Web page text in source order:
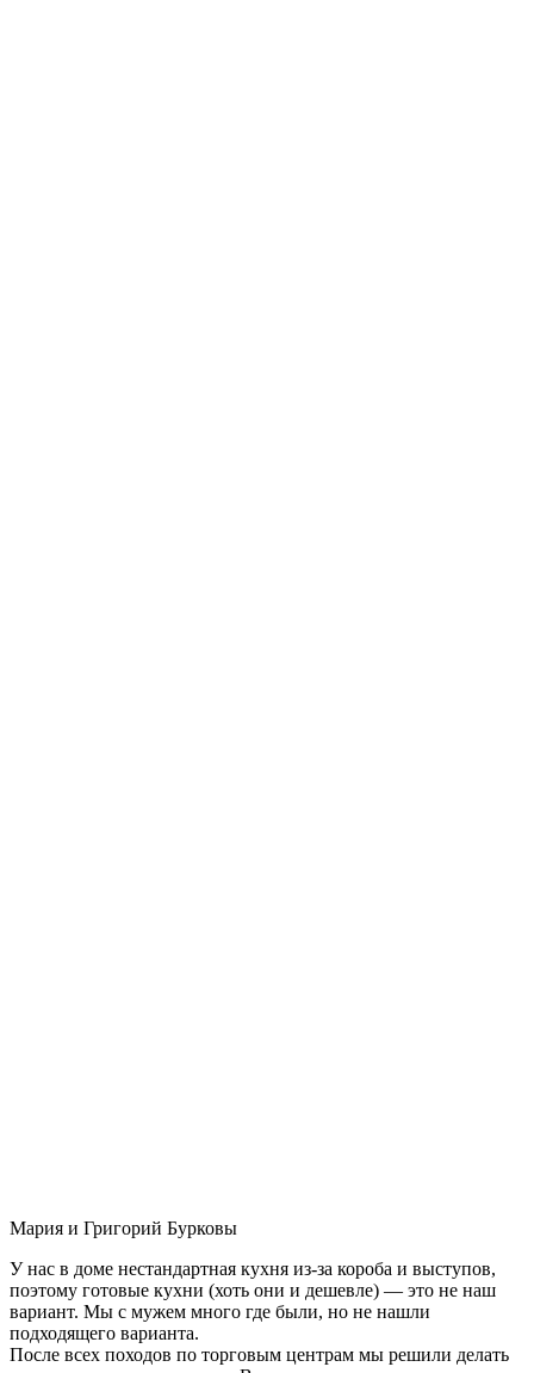
Мария и Григорий Бурковы
У нас в доме нестандартная кухня из-за короба и выступов,
поэтому готовые кухни (хоть они и дешевле) — это не наш
вариант. Мы с мужем много где были, но не нашли
подходящего варианта.
После всех походов по торговым центрам мы решили делать